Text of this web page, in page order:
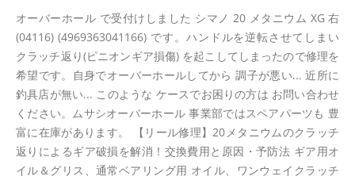
オーバーホール で受付けしました シマノ 20 メタニウム XG 右
(04116) (4969363041166) です。ハンドルを逆転させてしまい
クラッチ返り(ピニオンギア損傷) を起こしてしまったので修理を
希望です。自身でオーバーホールしてから 調子が悪い... 近所に
釣具店が無い... このような ケースでお困りの方は お問い合わせ
ください。ムサシオーバーホール 事業部ではスペアパーツも 豊
富に在庫があります。 【リール修理】20メタニウムのクラッチ
返りによるギア破損を解消！交換費用と原因・予防法 ギア用オ
イル＆グリス、通常ベアリング用 オイル、ワンウェイクラッチ